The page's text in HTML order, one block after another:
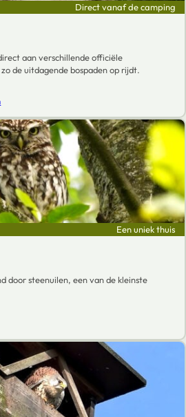
Direct vanaf de camping
aan verschillende officiële
de uitdagende bospaden op rijdt.
Een uniek thuis
door steenuilen, een van de kleinste